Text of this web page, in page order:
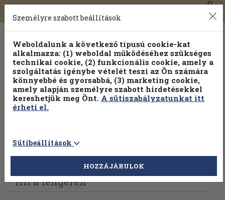
Toggle
navigation
0
Vissza az előző oldalra Válasszon példányt
Hit a tengeren
Személyre szabott beállítások
Weboldalunk a következő típusú cookie-kat
alkalmazza: (1) weboldal működéséhez szükséges
technikai cookie, (2) funkcionális cookie, amely a
szolgáltatás igénybe vételét teszi az Ön számára
könnyebbé és gyorsabbá, (3) marketing cookie,
amely alapján személyre szabott hirdetésekkel
kereshetjük meg Önt. A sütiszabályzatunkat itt
érheti el.
Sütibeállítások
HOZZÁJÁRULOK